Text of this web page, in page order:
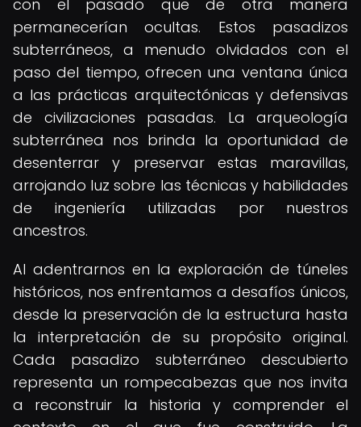
con el pasado que de otra manera
permanecerían ocultas. Estos pasadizos
subterráneos, a menudo olvidados con el
paso del tiempo, ofrecen una ventana única
a las prácticas arquitectónicas y defensivas
de civilizaciones pasadas. La arqueología
subterránea nos brinda la oportunidad de
desenterrar y preservar estas maravillas,
arrojando luz sobre las técnicas y habilidades
de ingeniería utilizadas por nuestros
ancestros.
Al adentrarnos en la exploración de túneles
históricos, nos enfrentamos a desafíos únicos,
desde la preservación de la estructura hasta
la interpretación de su propósito original.
Cada pasadizo subterráneo descubierto
representa un rompecabezas que nos invita
a reconstruir la historia y comprender el